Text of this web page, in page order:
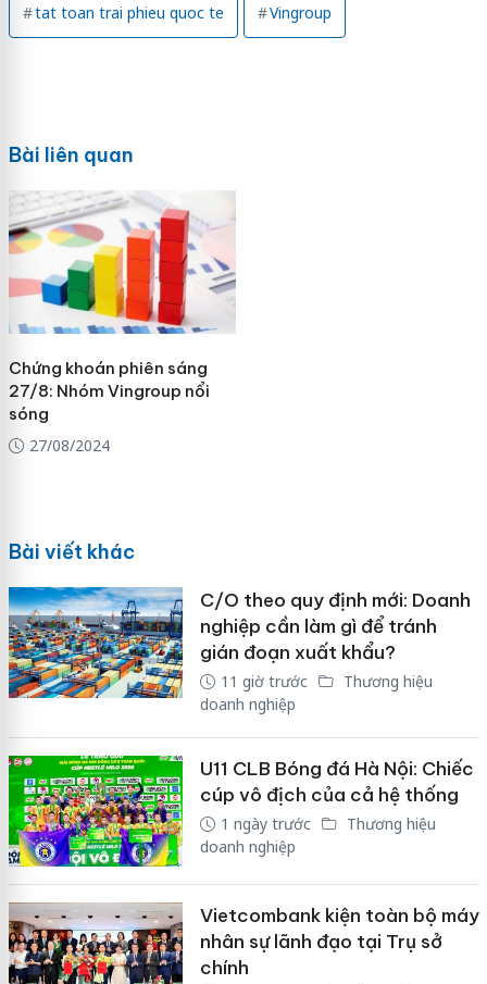
tat toan trai phieu quoc te Vingroup
Bài liên quan
Chứng khoán phiên sáng
27/8: Nhóm Vingroup nổi
sóng
27/08/2024
Bài viết khác
C/O theo quy định mới: Doanh
nghiệp cần làm gì để tránh
gián đoạn xuất khẩu?
11 giờ trước
Thương hiệu
doanh nghiệp
U11 CLB Bóng đá Hà Nội: Chiếc
cúp vô địch của cả hệ thống
1 ngày trước
Thương hiệu
doanh nghiệp
Vietcombank kiện toàn bộ máy
nhân sự lãnh đạo tại Trụ sở
chính